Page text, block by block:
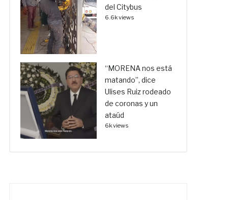
del Citybus
6.6k views
“MORENA nos está
matando”, dice
Ulises Ruiz rodeado
de coronas y un
ataúd
6k views